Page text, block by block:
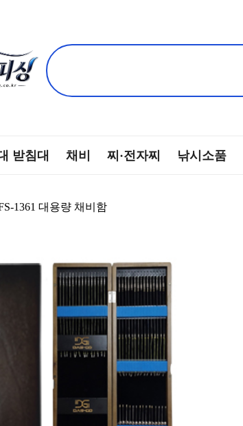
받침대 채비 찌·전자찌 낚시소품
1361 대용량 채비함